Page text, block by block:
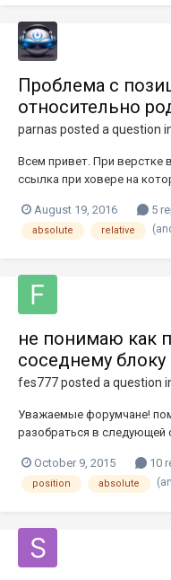
Проблема с
относительно
parnas posted a question
Всем привет. При верстке
ссылка при ховере на
absolute ом относительно
пункта. В каждом пункте-
August 19, 2016 5
absolute relative
не понимаю как
соседнему блоку
fes777posted a question
Уважаемые форумчане!
разобраться в следующей
справился используя
лейбл в углу, при условии
October 9, 2015 10
position absolute